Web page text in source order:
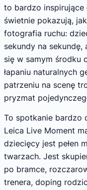
to bardzo
świetnie pokazują,
fotografia ruchu:
sekundy na
się w samym środku
łapaniu naturalnych
patrzeniu na scenę
pryzmat
To spotkanie bardzo
Leica Live Moment
dziecięcy jest pełen
twarzach. Jest
po bramce,
trenera, doping